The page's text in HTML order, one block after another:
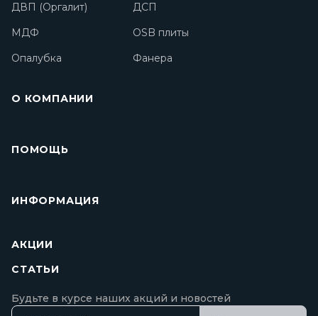
ДВП (Оргалит)
ДСП
МДФ
OSB плиты
Опалубка
Фанера
О КОМПАНИИ
ПОМОЩЬ
ИНФОРМАЦИЯ
АКЦИИ
СТАТЬИ
Будьте в курсе наших акций и новостей